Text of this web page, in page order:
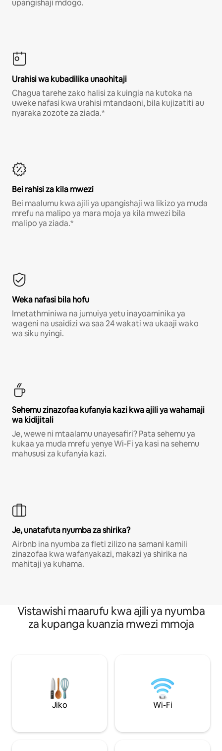
upangishaji mdogo.
Urahisi wa kubadilika unaohitaji
Chagua tarehe zako halisi za kuingia na kutoka na
uweke nafasi kwa urahisi mtandaoni, bila kujizatiti au
nyaraka zozote za ziada.*
Bei rahisi za kila mwezi
Bei maalumu kwa ajili ya upangishaji wa likizo ya muda
mrefu na malipo ya mara moja ya kila mwezi bila
malipo ya ziada.*
Weka nafasi bila hofu
Imetathminiwa na jumuiya yetu inayoaminika ya
wageni na usaidizi wa saa 24 wakati wa ukaaji wako
wa siku nyingi.
Sehemu zinazofaa kufanyia kazi kwa ajili ya wahamaji
wa kidijitali
Je, wewe ni mtaalamu unayesafiri? Pata sehemu ya
kukaa ya muda mrefu yenye Wi-Fi ya kasi na sehemu
mahususi za kufanyia kazi.
Je, unatafuta nyumba za shirika?
Airbnb ina nyumba za fleti zilizo na samani kamili
zinazofaa kwa wafanyakazi, makazi ya shirika na
mahitaji ya kuhama.
Vistawishi maarufu kwa ajili ya nyumba
za kupanga kuanzia mwezi mmoja
Jiko Wi-Fi